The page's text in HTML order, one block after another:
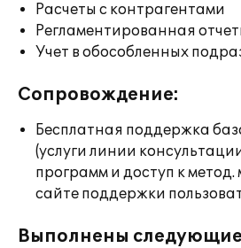
Расчеты с контрагентами
Регламентированная
Учет в обособленных
Сопровождение:
Бесплатная поддержка
(услуги линии
программ и доступ к
сайте поддержки
Выполнены